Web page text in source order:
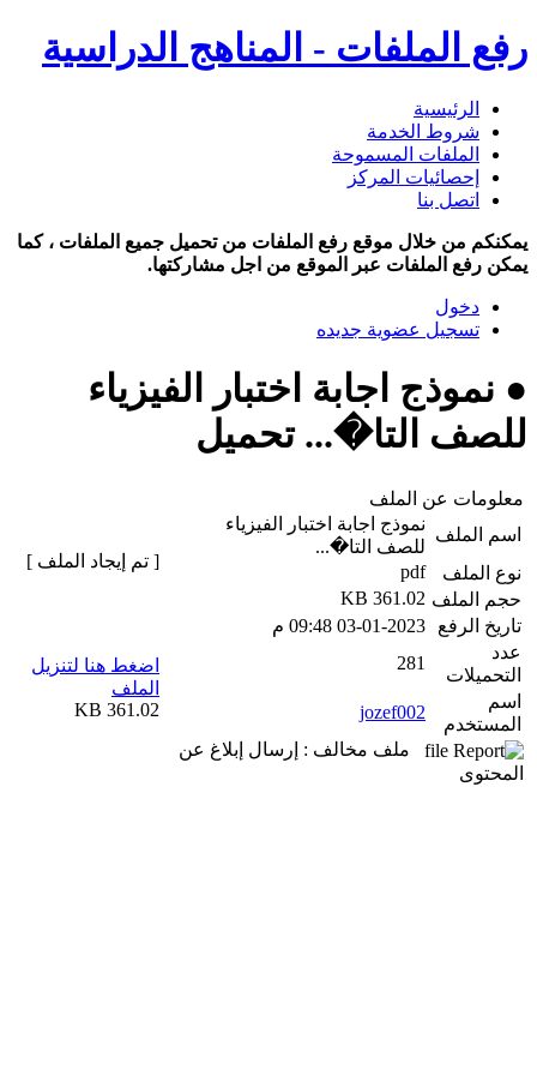
رفع الملفات - المناهج الدراسية
الرئيسية
شروط الخدمة
الملفات المسموحة
إحصائيات المركز
اتصل بنا
يمكنكم من خلال موقع رفع الملفات من تحميل جميع الملفات ، كما
يمكن رفع الملفات عبر الموقع من اجل مشاركتها.
دخول
تسجيل عضوية جديده
● نموذج اجابة اختبار الفيزياء
للصف التا�... تحميل
معلومات عن الملف
اسم الملف
نموذج اجابة اختبار الفيزياء
للصف التا�...
نوع الملف
pdf
حجم الملف 361.02 KB
تاريخ الرفع
03-01-2023 09:48 م
عدد
التحميلات
281
اسم
المستخدم
jozef002
ملف مخالف : إرسال إبلاغ عن
المحتوى
[ تم إيجاد الملف ]
اضغط هنا لتنزيل
الملف
361.02 KB